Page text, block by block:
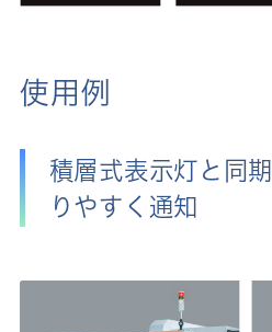
使用例
積層式表示灯と同
りやすく通知